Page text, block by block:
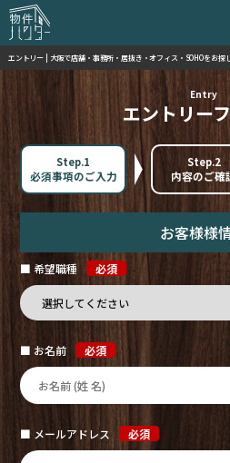
エントリー | 大阪で店舗・事務所・居抜き・オフィス・SOHOをお探
Entry
エントリー
Step.1
必須事項のご入力
Step.2
内容のご確
お客様様
■ 希望職種 必須
■ お名前 必須
■ メールアドレス 必須